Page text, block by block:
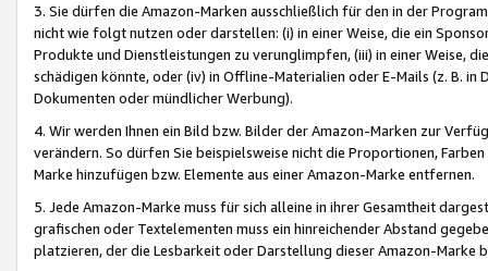
3. Sie dürfen die Amazon-Marken ausschließlich für den in der
nicht wie folgt nutzen oder darstellen: (i) in einer Weise, die ein
Produkte und Dienstleistungen zu verunglimpfen, (iii) in einer Weise,
schädigen könnte, oder (iv) in Offline-Materialien oder E-Mails (z. B. in
Dokumenten oder mündlicher Werbung).
4. Wir werden Ihnen ein Bild bzw. Bilder der Amazon-Marken zur
verändern. So dürfen Sie beispielsweise nicht die Proportionen,
Marke hinzufügen bzw. Elemente aus einer Amazon-Marke entfernen.
5. Jede Amazon-Marke muss für sich alleine in ihrer Gesamtheit
grafischen oder Textelementen muss ein hinreichender Abstand
platzieren, der die Lesbarkeit oder Darstellung dieser Amazon-Marke